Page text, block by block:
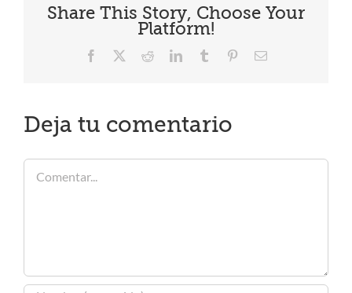
Share This Story, Choose Your
Platform!
Facebook RedditLinkedInTumblr PinterestCorreo
Deja tu comentario
Comentar